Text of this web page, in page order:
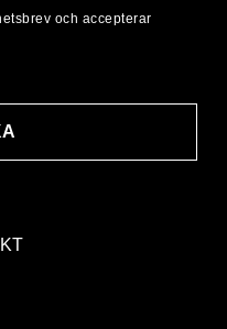
och accepterar